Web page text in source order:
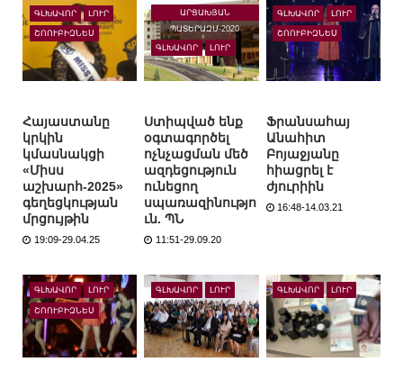
ԳԼԽԱՎՈՐ ԼՈՒՐ
ՇՈՈՒԲԻԶՆԵՍ
Հայաստանը
կրկին
կմասնակցի
«Միսս
աշխարհ-2025»
գեղեցկության
մրցույթին
19:09-29.04.25
ԱՐՑԱԽՅԱՆ
ՊԱՏԵՐԱԶՄ-2020
ԳԼԽԱՎՈՐ ԼՈՒՐ
Ստիպված ենք
օգտագործել
ոչնչացման մեծ
ազդեցություն
ունեցող
սպառազինությո
ւն. ՊՆ
11:51-29.09.20
ԳԼԽԱՎՈՐ ԼՈՒՐ
ՇՈՈՒԲԻԶՆԵՍ
Ֆրանսահայ
Անահիտ
Բոյաջյանը
հիացրել է
ժյուրիին
16:48-14.03.21
ԳԼԽԱՎՈՐ ԼՈՒՐ
ՇՈՈՒԲԻԶՆԵՍ
ԳԼԽԱՎՈՐ ԼՈՒՐ ԳԼԽԱՎՈՐ ԼՈՒՐ